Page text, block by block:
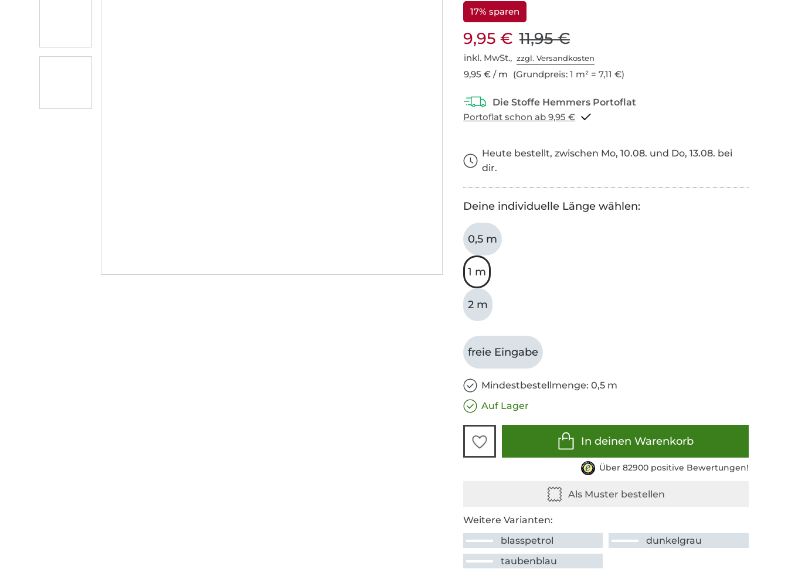
17% sparen
9,95 € 11,95 €
inkl. MwSt.,zzgl. Versandkosten
9,95 € / m (Grundpreis: 1 m² = 7,11 €)
Portoflat schon ab 9,95 €
Heute bestellt, zwischen Mo, 10.08. und Do, 13.08. bei
dir.
Deine individuelle Länge wählen:
0,5 m
1 m
2 m
freie Eingabe
Mindestbestellmenge: 0,5 m
Auf Lager
In deinen Warenkorb
Über 82900 positive Bewertungen!
Weitere Varianten:
blasspetrol
dunkelgrau
taubenblau